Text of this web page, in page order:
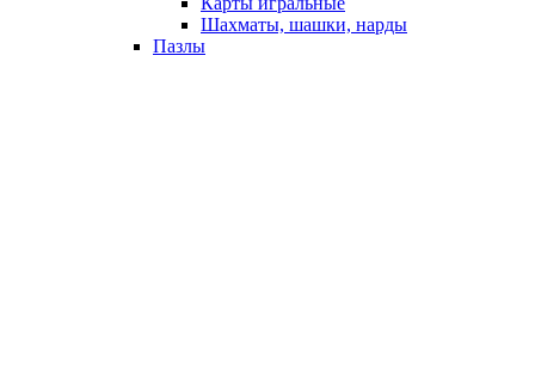
Шахматы, шашки, нарды
Пазлы